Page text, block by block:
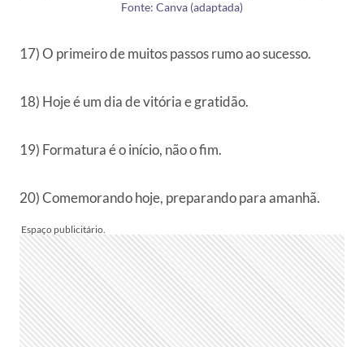
Fonte: Canva (adaptada)
17) O primeiro de muitos passos rumo ao sucesso.
18) Hoje é um dia de vitória e gratidão.
19) Formatura é o início, não o fim.
20) Comemorando hoje, preparando para amanhã.